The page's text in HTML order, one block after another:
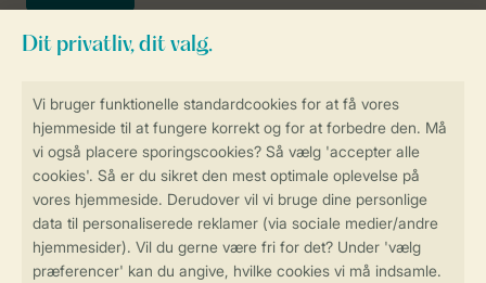
Få en personligt tilpasset oplevelse
på Landal.dk
Sikker datahåndtering
Sikker betaling